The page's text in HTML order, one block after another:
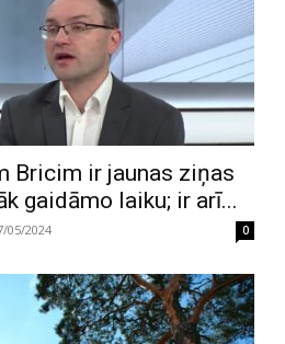
Bricim ir jaunas ziņas
gaidāmo laiku; ir arī...
05/2024 0